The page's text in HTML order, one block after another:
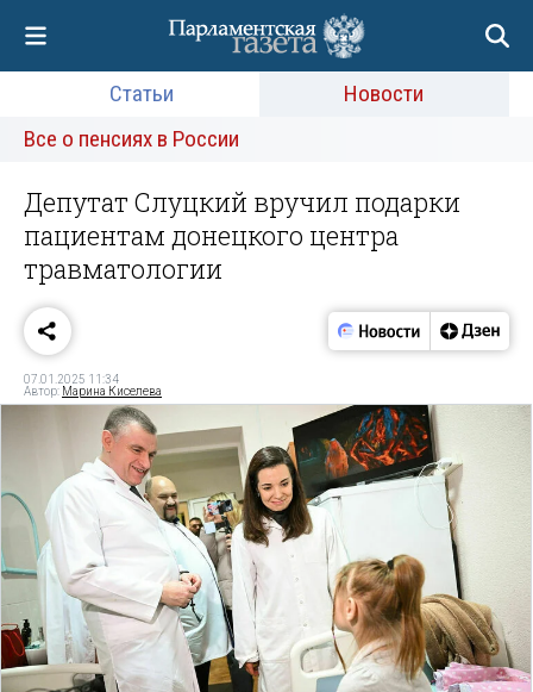
Статьи
Новости
Все о пенсиях в России
Депутат Слуцкий вручил подарки
пациентам донецкого центра
травматологии
07.01.2025 11:34
Автор: Марина Киселева